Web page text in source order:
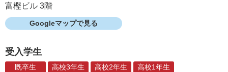
富樫ビル 3階
Googleマップで見る
受入学生
既卒生 高校3年生 高校2年生 高校1年生